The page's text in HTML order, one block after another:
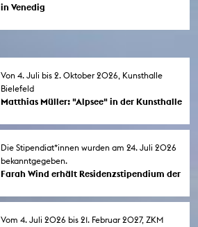
in Venedig
am 9. Juli 2026 die Stipendien für das
bekannt. KHM-Absolventin Jennifer de
Negri (Diplom 2025) ist eine der
Stipendiat*innen.
Von 4. Juli bis 2. Oktober 2026, Kunsthalle
Bielefeld
Matthias Müller: "Alpsee" in der Kunsthalle
Die Stipendiat*innen wurden am 24. Juli 2026
bekanntgegeben.
Farah Wind erhält Residenzstipendium der
Die Stadt Köln hat die Residenzstipendien
Vom 4. Juli 2026 bis 21. Februar 2027, ZKM